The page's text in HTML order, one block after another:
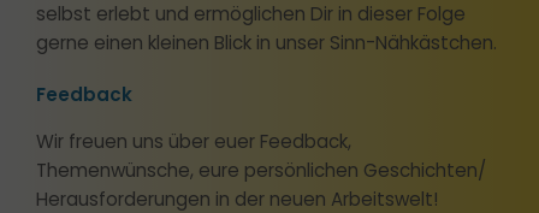
selbst erlebt und ermöglichen Dir in dieser Folge
gerne einen kleinen Blick in unser Sinn-Nähkästchen.
Feedback
Wir freuen uns über euer Feedback,
Themenwünsche, eure persönlichen Geschichten/
Herausforderungen in der neuen Arbeitswelt!